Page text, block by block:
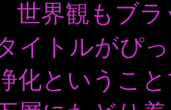
世界観もブ
イトルがぴ
化というこ